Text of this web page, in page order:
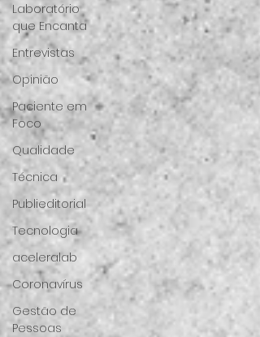
Laboratório
que Encanta
Entrevistas
Opinião
Paciente em
Foco
Qualidade
Técnica
Publieditorial
Tecnologia
aceleralab
Coronavírus
Gestão de
Pessoas